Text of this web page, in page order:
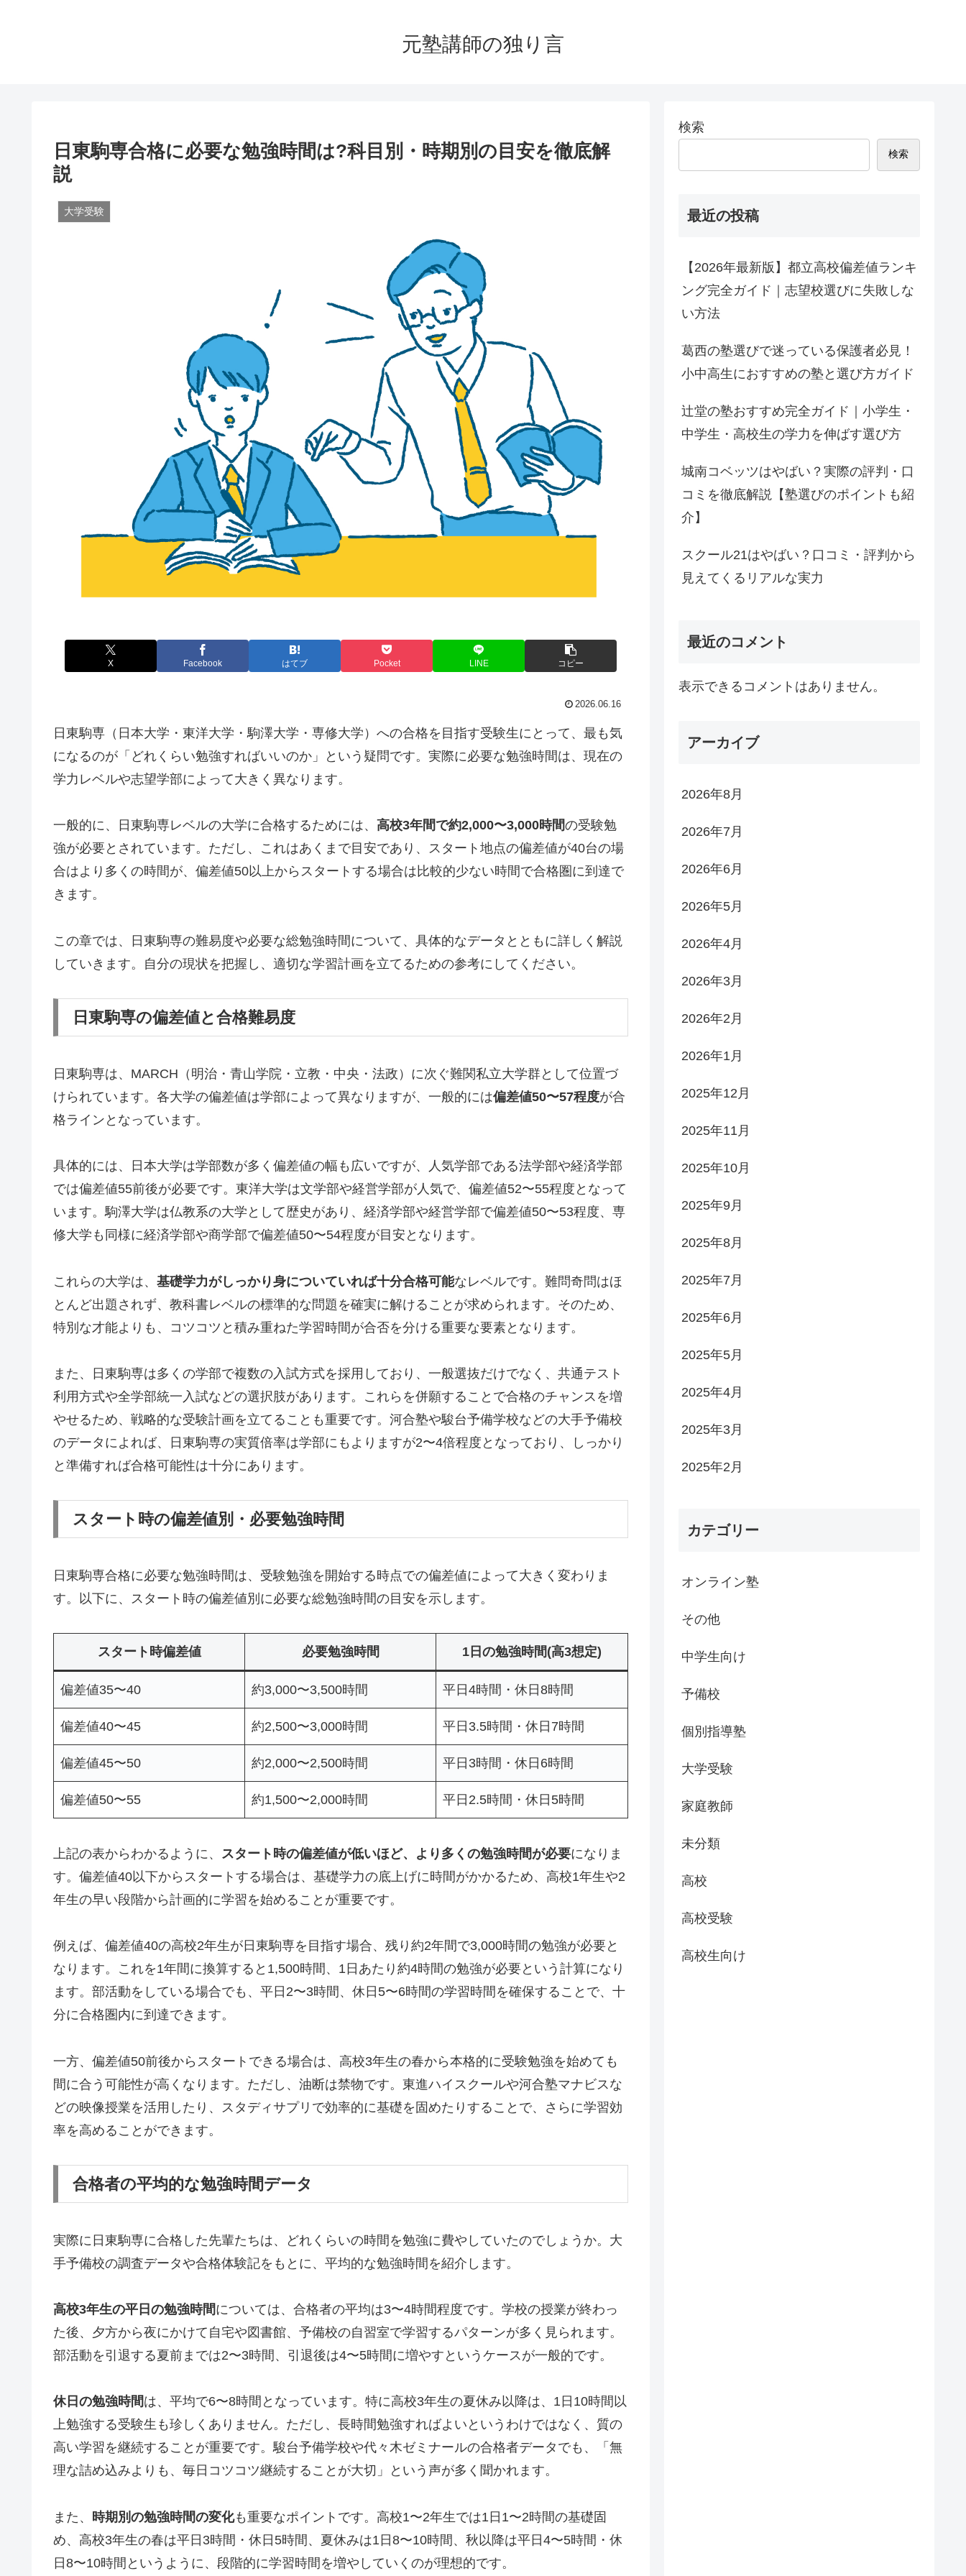
元塾講師の独り言
日東駒専合格に必要な勉強時間は?科目別・時期別の目安を徹底解
説
大学受験
X Facebook はてブ Pocket LINE コピー
2026.06.16
日東駒専（日本大学・東洋大学・駒澤大学・専修大学）への合格を目指す受験生にとって、最も気
になるのが「どれくらい勉強すればいいのか」という疑問です。実際に必要な勉強時間は、現在の
学力レベルや志望学部によって大きく異なります。
一般的に、日東駒専レベルの大学に合格するためには、 高校3年間で約2,000〜3,000時間の受験勉
強が必要とされています。ただし、これはあくまで目安であり、スタート地点の偏差値が40台の場
合はより多くの時間が、偏差値50以上からスタートする場合は比較的少ない時間で合格圏に到達で
きます。
この章では、日東駒専の難易度や必要な総勉強時間について、具体的なデータとともに詳しく解説
していきます。自分の現状を把握し、適切な学習計画を立てるための参考にしてください。
日東駒専の偏差値と合格難易度
日東駒専は、MARCH（明治・青山学院・立教・中央・法政）に次ぐ難関私立大学群として位置づ
けられています。各大学の偏差値は学部によって異なりますが、一般的には偏差値50〜57程度が合
格ラインとなっています。
具体的には、日本大学は学部数が多く偏差値の幅も広いですが、人気学部である法学部や経済学部
では偏差値55前後が必要です。東洋大学は文学部や経営学部が人気で、偏差値52〜55程度となって
います。駒澤大学は仏教系の大学として歴史があり、経済学部や経営学部で偏差値50〜53程度、専
修大学も同様に経済学部や商学部で偏差値50〜54程度が目安となります。
これらの大学は、 基礎学力がしっかり身についていれば十分合格可能なレベルです。難問奇問はほ
とんど出題されず、教科書レベルの標準的な問題を確実に解けることが求められます。そのため、
特別な才能よりも、コツコツと積み重ねた学習時間が合否を分ける重要な要素となります。
また、日東駒専は多くの学部で複数の入試方式を採用しており、一般選抜だけでなく、共通テスト
利用方式や全学部統一入試などの選択肢があります。これらを併願することで合格のチャンスを増
やせるため、戦略的な受験計画を立てることも重要です。河合塾や駿台予備学校などの大手予備校
のデータによれば、日東駒専の実質倍率は学部にもよりますが2〜4倍程度となっており、しっかり
と準備すれば合格可能性は十分にあります。
スタート時の偏差値別・必要勉強時間
日東駒専合格に必要な勉強時間は、受験勉強を開始する時点での偏差値によって大きく変わりま
す。以下に、スタート時の偏差値別に必要な総勉強時間の目安を示します。
スタート時偏差値 必要勉強時間 1日の勉強時間(高3想定)
偏差値35〜40 約3,000〜3,500時間 平日4時間・休日8時間
偏差値40〜45 約2,500〜3,000時間 平日3.5時間・休日7時間
偏差値45〜50 約2,000〜2,500時間 平日3時間・休日6時間
偏差値50〜55 約1,500〜2,000時間 平日2.5時間・休日5時間
上記の表からわかるように、 スタート時の偏差値が低いほど、より多くの勉強時間が必要になりま
す。偏差値40以下からスタートする場合は、基礎学力の底上げに時間がかかるため、高校1年生や2
年生の早い段階から計画的に学習を始めることが重要です。
例えば、偏差値40の高校2年生が日東駒専を目指す場合、残り約2年間で3,000時間の勉強が必要と
なります。これを1年間に換算すると1,500時間、1日あたり約4時間の勉強が必要という計算になり
ます。部活動をしている場合でも、平日2〜3時間、休日5〜6時間の学習時間を確保することで、十
分に合格圏内に到達できます。
一方、偏差値50前後からスタートできる場合は、高校3年生の春から本格的に受験勉強を始めても
間に合う可能性が高くなります。ただし、油断は禁物です。東進ハイスクールや河合塾マナビスな
どの映像授業を活用したり、スタディサプリで効率的に基礎を固めたりすることで、さらに学習効
率を高めることができます。
合格者の平均的な勉強時間データ
実際に日東駒専に合格した先輩たちは、どれくらいの時間を勉強に費やしていたのでしょうか。大
手予備校の調査データや合格体験記をもとに、平均的な勉強時間を紹介します。
高校3年生の平日の勉強時間については、合格者の平均は3〜4時間程度です。学校の授業が終わっ
た後、夕方から夜にかけて自宅や図書館、予備校の自習室で学習するパターンが多く見られます。
部活動を引退する夏前までは2〜3時間、引退後は4〜5時間に増やすというケースが一般的です。
休日の勉強時間は、平均で6〜8時間となっています。特に高校3年生の夏休み以降は、1日10時間以
上勉強する受験生も珍しくありません。ただし、長時間勉強すればよいというわけではなく、質の
高い学習を継続することが重要です。駿台予備学校や代々木ゼミナールの合格者データでも、「無
理な詰め込みよりも、毎日コツコツ継続することが大切」という声が多く聞かれます。
また、 時期別の勉強時間の変化も重要なポイントです。高校1〜2年生では1日1〜2時間の基礎固
め、高校3年生の春は平日3時間・休日5時間、夏休みは1日8〜10時間、秋以降は平日4〜5時間・休
日8〜10時間というように、段階的に学習時間を増やしていくのが理想的です。
検索
検索
最近の投稿
【2026年最新版】都立高校偏差値ランキ
ング完全ガイド｜志望校選びに失敗しな
い方法
葛西の塾選びで迷っている保護者必見！
小中高生におすすめの塾と選び方ガイド
辻堂の塾おすすめ完全ガイド｜小学生・
中学生・高校生の学力を伸ばす選び方
城南コベッツはやばい？実際の評判・口
コミを徹底解説【塾選びのポイントも紹
介】
スクール21はやばい？口コミ・評判から
見えてくるリアルな実力
最近のコメント
表示できるコメントはありません。
アーカイブ
2026年8月
2026年7月
2026年6月
2026年5月
2026年4月
2026年3月
2026年2月
2026年1月
2025年12月
2025年11月
2025年10月
2025年9月
2025年8月
2025年7月
2025年6月
2025年5月
2025年4月
2025年3月
2025年2月
カテゴリー
オンライン塾
その他
中学生向け
予備校
個別指導塾
大学受験
家庭教師
未分類
高校
高校受験
高校生向け